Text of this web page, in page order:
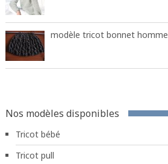
modèle tricot bonnet homme
Nos modèles disponibles
Tricot bébé
Tricot pull